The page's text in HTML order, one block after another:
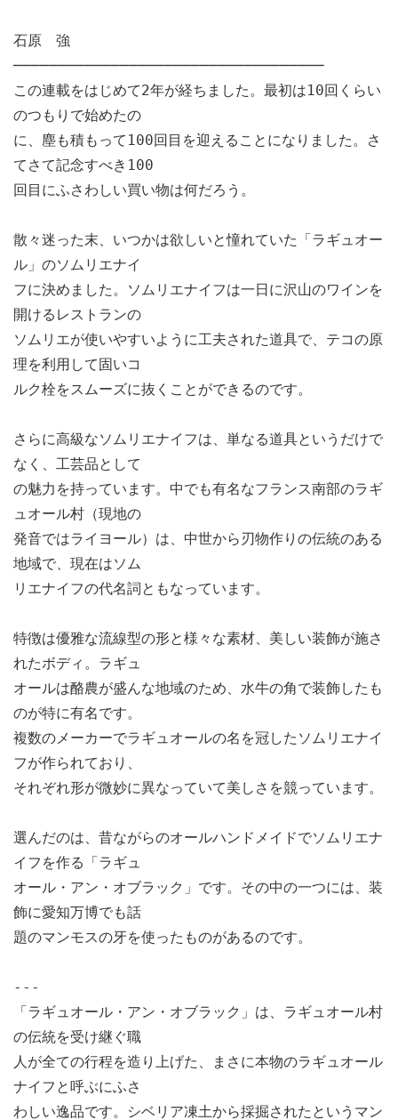
石原 強
───────────────────────────────────
この連載をはじめて2年が経ちました。最初は10回くらい
のつもりで始めたの
に、塵も積もって100回目を迎えることになりました。さ
てさて記念すべき100
回目にふさわしい買い物は何だろう。
散々迷った末、いつかは欲しいと憧れていた「ラギュオー
ル」のソムリエナイ
フに決めました。ソムリエナイフは一日に沢山のワインを
開けるレストランの
ソムリエが使いやすいように工夫された道具で、テコの原
理を利用して固いコ
ルク栓をスムーズに抜くことができるのです。
さらに高級なソムリエナイフは、単なる道具というだけで
なく、工芸品として
の魅力を持っています。中でも有名なフランス南部のラギ
ュオール村（現地の
発音ではライヨール）は、中世から刃物作りの伝統のある
地域で、現在はソム
リエナイフの代名詞ともなっています。
特徴は優雅な流線型の形と様々な素材、美しい装飾が施さ
れたボディ。ラギュ
オールは酪農が盛んな地域のため、水牛の角で装飾したも
のが特に有名です。
複数のメーカーでラギュオールの名を冠したソムリエナイ
フが作られており、
それぞれ形が微妙に異なっていて美しさを競っています。
選んだのは、昔ながらのオールハンドメイドでソムリエナ
イフを作る「ラギュ
オール・アン・オブラック」です。その中の一つには、装
飾に愛知万博でも話
題のマンモスの牙を使ったものがあるのです。
---
「ラギュオール・アン・オブラック」は、ラギュオール村
の伝統を受け継ぐ職
人が全ての行程を造り上げた、まさに本物のラギュオール
ナイフと呼ぶにふさ
わしい逸品です。シベリア凍土から採掘されたというマン